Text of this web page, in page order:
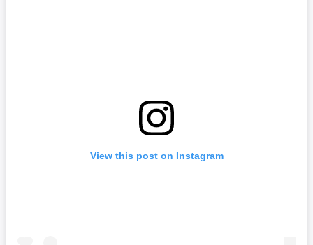
View this post on Instagram